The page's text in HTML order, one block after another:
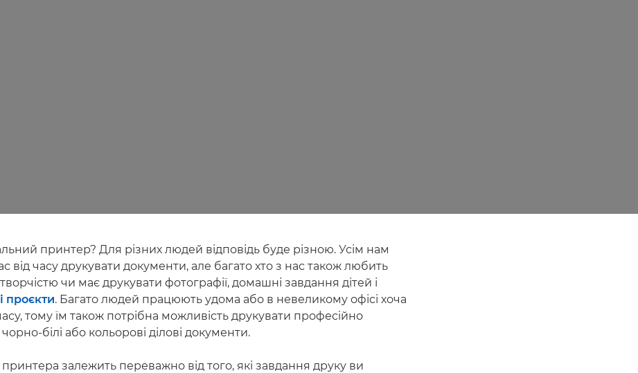
принтер? Для різних людей відповідь буде різною. Усім нам
від часу друкувати документи, але багато хто з нас також любить
чи має друкувати фотографії, домашні завдання дітей і
проєкти. Багато людей працюють удома або в невеликому офісі хоча
тому їм також потрібна можливість друкувати професійно
білі або кольорові ділові документи.
залежить переважно від того, які завдання друку ви